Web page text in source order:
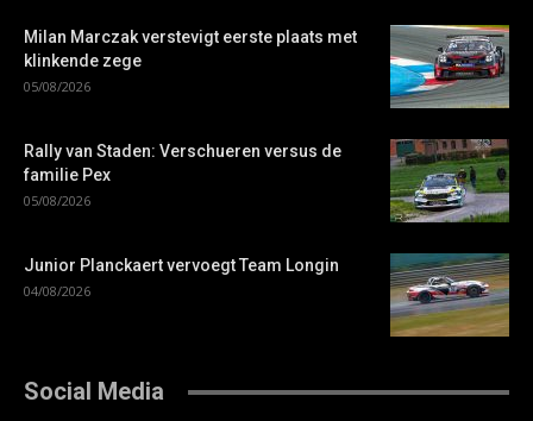
Milan Marczak verstevigt eerste plaats met
klinkende zege
05/08/2026
Rally van Staden: Verschueren versus de
familie Pex
05/08/2026
Junior Planckaert vervoegt Team Longin
04/08/2026
Social Media